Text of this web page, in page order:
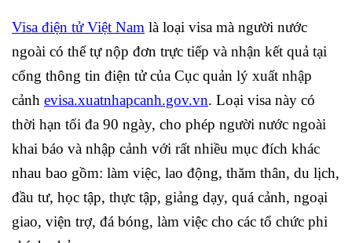
Visa điện tử Việt Nam là loại visa mà người nước
ngoài có thể tự nộp đơn trực tiếp và nhận kết quả tại
cổng thông tin điện tử của Cục quản lý xuất nhập
cảnh evisa.xuatnhapcanh.gov.vn. Loại visa này có
thời hạn tối đa 90 ngày, cho phép người nước ngoài
khai báo và nhập cảnh với rất nhiều mục đích khác
nhau bao gồm: làm việc, lao động, thăm thân, du lịch,
đầu tư, học tập, thực tập, giảng dạy, quá cảnh, ngoại
giao, viện trợ, đá bóng, làm việc cho các tổ chức phi